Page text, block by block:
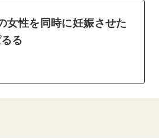
女性を同時に妊娠させた
る